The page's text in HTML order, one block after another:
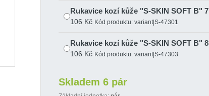
Rukavice kozí kůže "S-SKIN SOFT B" 7
106 Kč Kód produktu: variant|S-47301
Rukavice kozí kůže "S-SKIN SOFT B" 8
106 Kč Kód produktu: variant|S-47303
106 KčKód produktu: variant|S-47305
Skladem 6 pár